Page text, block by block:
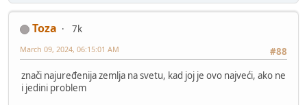
Toza
7k
#88
March 09, 2024, 06:15:01 AM
znači najuređenija zemlja na svetu, kad joj je ovo najveći, ako ne
i jedini problem